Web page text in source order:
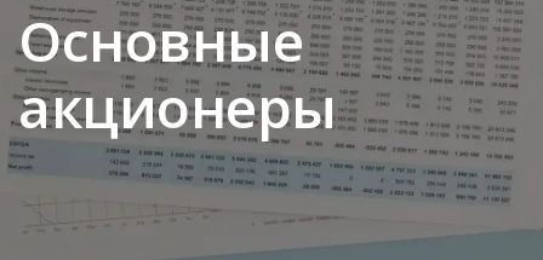
Основные
акционеры